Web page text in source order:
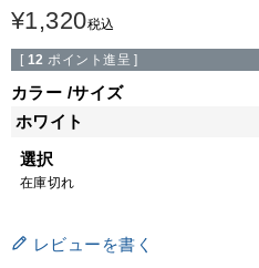
¥1,320税込
[ 12 ポイント進呈 ]
カラー サイズ
ホワイト
選択
在庫切れ
レビューを書く